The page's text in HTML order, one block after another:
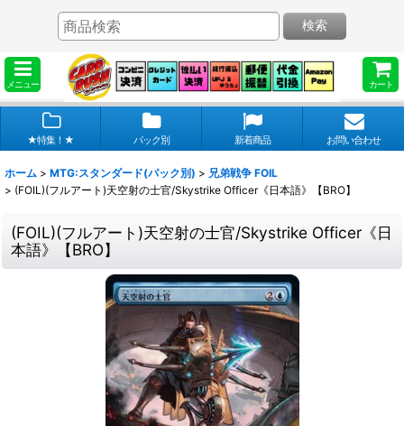
メニュー カート
検索
★特集！★ パック別 新着商品 お問い合わせ
ホーム > MTG:スタンダード(パック別) > 兄弟戦争 FOIL
> (FOIL)(フルアート)天空射の士官/Skystrike Officer《日本語》【BRO】
(FOIL)(フルアート)天空射の士官/Skystrike Officer《日
本語》【BRO】